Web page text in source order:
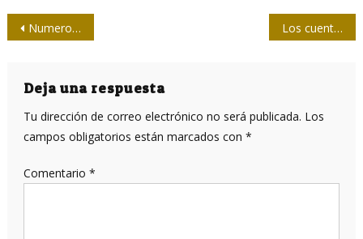
Navegación
entradas
Numerosos detenidos por asesinato a periodistas en México Los cuentos y cartas de Ángela Oramas
Deja una respuesta
Tu dirección de correo electrónico no será publicada. Los
campos obligatorios están marcados con *
Comentario *